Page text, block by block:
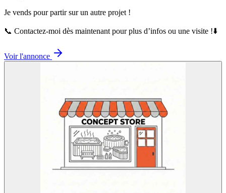
Je vends pour partir sur un autre projet !
📞 Contactez-moi dès maintenant pour plus d’infos ou une visite !⬇️
Voir l'annonce